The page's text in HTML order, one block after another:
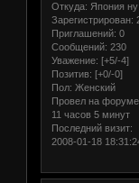
Откуда: Япония ну
Зарегистрирован:
Приглашений: 0
Сообщений: 230
Уважение: [+5/-4]
Позитив: [+0/-0]
Пол: Женский
Провел на
11 часов 5 минут
Последний визит:
2008-01-18